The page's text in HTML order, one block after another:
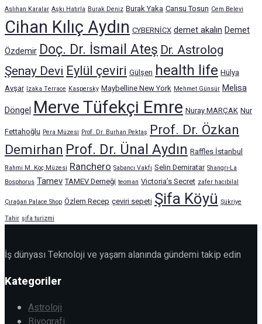
Aslıhan Karalar Aşkı Hatırla Burak Deniz Burak Yaka Cansu Tosun Cem Belevi
Cihan Kılıç Aydın CYBERNİCX demet akalın Demet
ÖzdemirDoç. Dr. İsmail AteşDr. Astrolog
Şenay Devi Eylül çeviri Gülşen health life Hülya
Avşar Izaka Terrace Kaspersky Maybelline New York Mehmet Günsür Melisa
Döngel Merve Tüfekçi Emre Nuray MARÇAK Nur
Fettahoğlu Pera Müzesi Prof. Dr. Burhan Pektaş Prof. Dr. Özkan
DemirhanProf. Dr. Ünal Aydın Raffles İstanbul
Rahmi M. Koç Müzesi Ranchero Sabancı Vakfı Selin Demiratar Shangrı-La
Bosphorus Tamev TAMEV Derneği teoman Victoria’s Secret zafer hacıbilal
Çırağan Palace Shop Özlem Recep çeviri sepeti Şifa Köyü Şükriye
Tahir şifa turizmi
İş dünyası Teknoloji ve yaşam alanında gündemi takip edin
Kategoriler
Astroloji